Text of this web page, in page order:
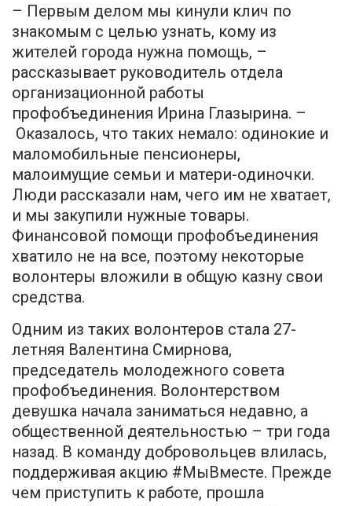
– Первым делом мы кинули клич по
знакомым с целью узнать, кому из
жителей города нужна помощь, –
рассказывает руководитель отдела
организационной работы
профобъединения Ирина Глазырина. –
Оказалось, что таких немало: одинокие и
маломобильные пенсионеры,
малоимущие семьи и матери-одиночки.
Люди рассказали нам, чего им не хватает,
и мы закупили нужные товары.
Финансовой помощи профобъединения
хватило не на все, поэтому некоторые
волонтеры вложили в общую казну свои
средства.
Одним из таких волонтеров стала 27-
летняя Валентина Смирнова,
председатель молодежного совета
профобъединения. Волонтерством
девушка начала заниматься недавно, а
общественной деятельностью – три года
назад. В команду добровольцев влилась,
поддерживая акцию #МыВместе. Прежде
чем приступить к работе, прошла